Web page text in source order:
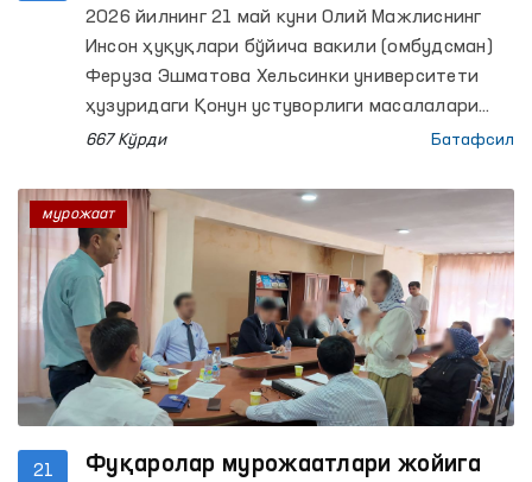
инсон ҳуқуқларини ҳимоя қилиш
соҳасидаги ҳамкорлик масалалари
муҳокама қилинди
2026 йилнинг 21 май куни Олий Мажлиснинг
Инсон ҳуқуқлари бўйича вакили (омбудсман)
Феруза Эшматова Хельсинки университети
ҳузуридаги Қонун устуворлиги масалалари
марказининг лойиҳаларни режалаштириш
учрашди.
667 Кўрди Батафсил
21
Фуқаролар мурожаатлари жойига
мурожаат